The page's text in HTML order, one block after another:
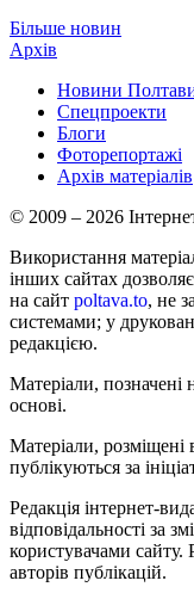
Більше новин
Архів
Новини
Спецпроекти
Блоги
Фоторепортажі
Архів матеріалів
© 2009 – 2026
Використання
інших сайтах
на сайт poltava.to, не
системами; у
редакцією.
Матеріали, позначені
основі.
Матеріали, розміщені
публікуються за
Редакція інтернет-
відповідальності за
користувачами сайту.
авторів публікацій.